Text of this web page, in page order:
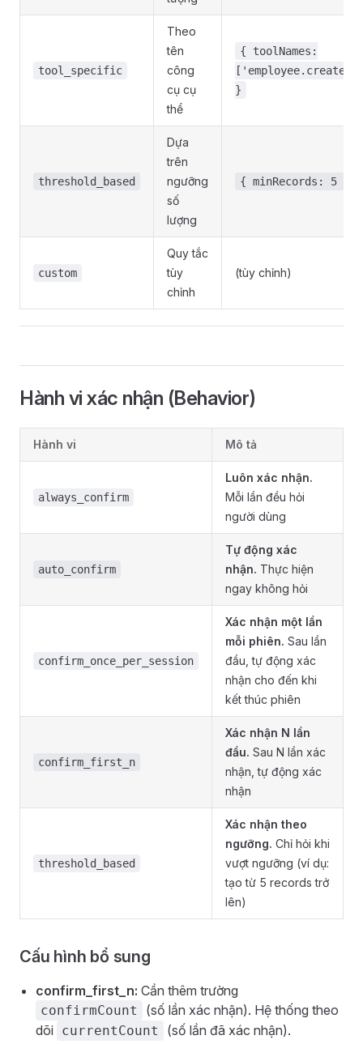
tool_specific
Theo
tên
công
cụ cụ
thể
{ toolNames:
['employee.create']
}
threshold_based
Dựa
trên
ngưỡng
số
lượng
{ minRecords: 5 }
custom
Quy tắc
tùy
chỉnh
(tùy chỉnh)
Hành vi xác nhận (Behavior)
Hành vi Mô tả
always_confirm
Luôn xác nhận.
Mỗi lần đều hỏi
người dùng
auto_confirm
Tự động xác
nhận. Thực hiện
ngay không hỏi
confirm_once_per_session
Xác nhận một lần
mỗi phiên. Sau lần
đầu, tự động xác
nhận cho đến khi
kết thúc phiên
confirm_first_n
Xác nhận N lần
đầu. Sau N lần xác
nhận, tự động xác
nhận
threshold_based
Xác nhận theo
ngưỡng. Chỉ hỏi khi
vượt ngưỡng (ví dụ:
tạo từ 5 records trở
lên)
Cấu hình bổ sung
confirm_first_n: Cần thêm trường
confirmCount
(số lần xác nhận). Hệ thống theo
dõi
currentCount
(số lần đã xác nhận).